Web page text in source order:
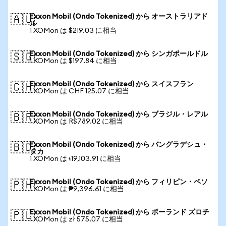
🇦🇺Exxon Mobil (Ondo Tokenized) から オーストラリアド
ル
1 XOMon は $219.03 に相当
🇸🇬Exxon Mobil (Ondo Tokenized) から シンガポールドル
1 XOMon は $197.84 に相当
🇨🇭Exxon Mobil (Ondo Tokenized) から スイスフラン
1 XOMon は CHF 125.07 に相当
🇧🇷Exxon Mobil (Ondo Tokenized) から ブラジル・レアル
1 XOMon は R$789.02 に相当
🇧🇩Exxon Mobil (Ondo Tokenized) から バングラデシュ・
タカ
1 XOMon は ৳19,103.91 に相当
🇵🇭Exxon Mobil (Ondo Tokenized) から フィリピン・ペソ
1 XOMon は ₱9,396.61 に相当
🇵🇱Exxon Mobil (Ondo Tokenized) から ポーランド ズロチ
1 XOMon は zł 575.07 に相当